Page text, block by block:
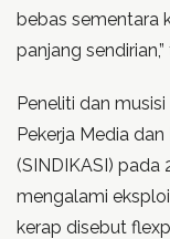
bebas sementara
panjang
Peneliti dan
Pekerja Media
(SINDIKASI) pada
mengalami
kerap disebut